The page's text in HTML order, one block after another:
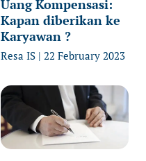
Uang Kompensasi:
Kapan diberikan ke
Karyawan ?
Resa IS 22 February 2023